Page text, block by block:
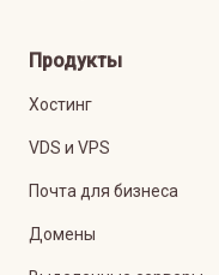
Продукты
Хостинг
VDS и VPS
Почта для бизнеса
Домены